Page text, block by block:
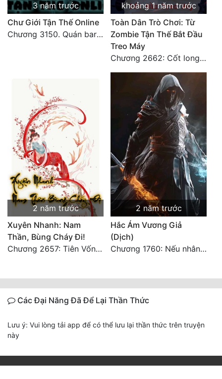
3 năm trước
Chư Giới Tận Thế Online
Chương 3150. Quán bar Huyết Hải. Hết
khoảng 1 năm trước
Toàn Dân Trò Chơi: Từ
Zombie Tận Thế Bắt Đầu
Treo Máy
Chương 2662: Cốt long tiểu đội
2 năm trước
Xuyên Nhanh: Nam
Thần, Bùng Cháy Đi!
Chương 2657: Tiên Vốn Vô Lương (15). HẾT.
2 năm trước
Hắc Ám Vương Giả
(Dịch)
Chương 1760: Nếu nhân sinh như lần đầu gặp gỡ
Các Đại Năng Đã Để Lại Thần Thức
Lưu ý: Vui lòng tải app để có thể lưu lại thần thức trên truyện
này